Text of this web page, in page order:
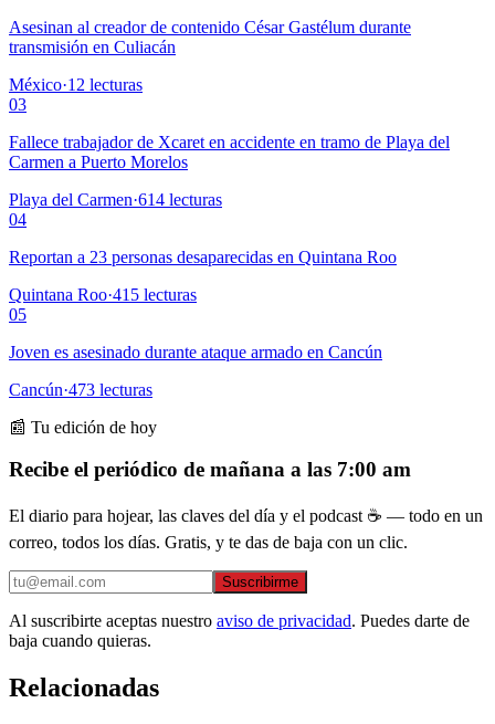
Asesinan al creador de contenido César Gastélum durante
transmisión en Culiacán
México·12 lecturas
03
Fallece trabajador de Xcaret en accidente en tramo de Playa del
Carmen a Puerto Morelos
Playa del Carmen·614 lecturas
04
Reportan a 23 personas desaparecidas en Quintana Roo
Quintana Roo·415 lecturas
05
Joven es asesinado durante ataque armado en Cancún
Cancún·473 lecturas
📰 Tu edición de hoy
Recibe el periódico de mañana a las 7:00 am
El diario para hojear, las claves del día y el podcast ☕ — todo en un
correo, todos los días. Gratis, y te das de baja con un clic.
Suscribirme
Al suscribirte aceptas nuestro aviso de privacidad. Puedes darte de
baja cuando quieras.
Relacionadas